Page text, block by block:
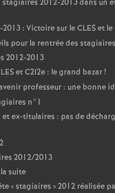
2012-2013 dans un
: Victoire sur leCLESet le
pour la rentrée des stagiaires
2012-2013
et C2I2e : le grand bazar!
professeur : une bonne
n°1
ex-titulaires : pas de
2012/2013
suite
«stagiaires » 2012 réalisée